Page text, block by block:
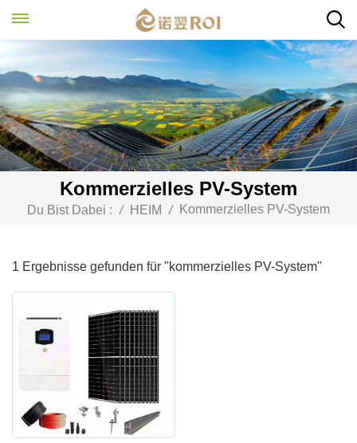
Kommerzielles PV-System
Du Bist Dabei : / HEIM / Kommerzielles PV-System
1 Ergebnisse gefunden für "kommerzielles PV-System"